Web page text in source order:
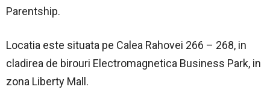
Parentship.
Locatia este situata pe Calea Rahovei 266 – 268, in
cladirea de birouri Electromagnetica Business Park, in
zona Liberty Mall.